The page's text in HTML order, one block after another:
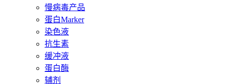
慢病毒产品
蛋白Marker
染色液
抗生素
缓冲液
蛋白酶
辅剂